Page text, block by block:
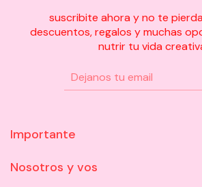
suscribite ahora y no te
descuentos, regalos y muchas
nutrir tu vida
Importante
Nosotros y vos